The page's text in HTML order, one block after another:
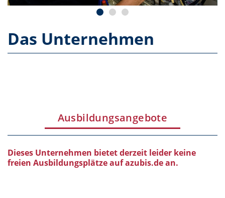
Das Unternehmen
Ausbildungsangebote
Dieses Unternehmen bietet derzeit leider keine
freien Ausbildungsplätze auf azubis.de an.